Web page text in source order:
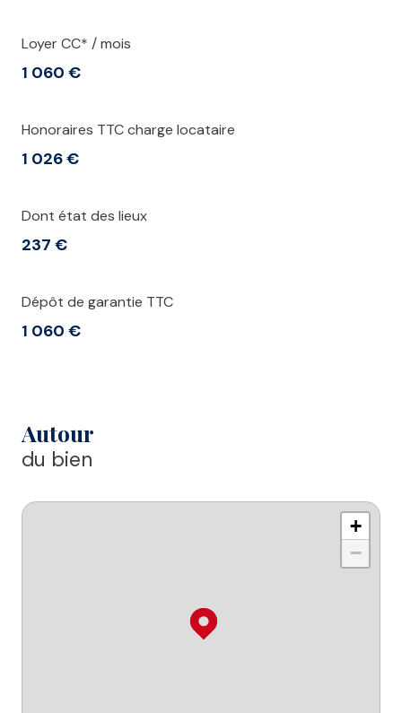
Loyer CC* / mois
1 060 €
Honoraires TTC charge locataire
1 026 €
Dont état des lieux
237 €
Dépôt de garantie TTC
1 060 €
Autour
du bien
+
−